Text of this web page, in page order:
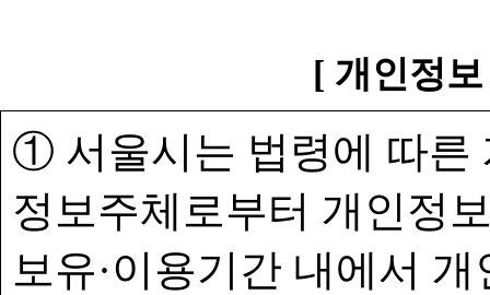
[ 개인정
① 서울시는 법령에 따른
정보주체로부터 개인정
보유·이용기간 내에서